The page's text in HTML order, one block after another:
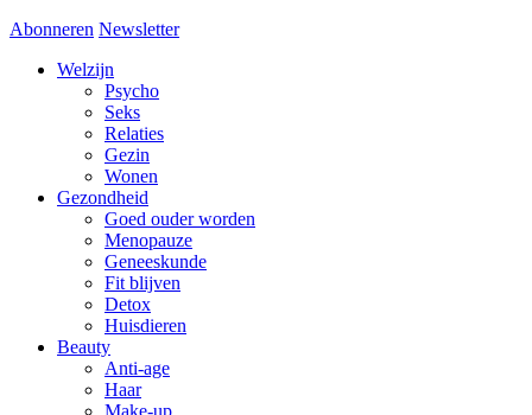
Abonneren Newsletter
Welzijn
Psycho
Seks
Relaties
Gezin
Wonen
Gezondheid
Goed ouder worden
Menopauze
Geneeskunde
Fit blijven
Detox
Huisdieren
Beauty
Anti-age
Haar
Make-up